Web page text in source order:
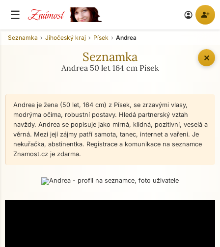
☰ Známost account_circle person_add
✕
Seznamka Jihočeský kraj Písek Andrea
Seznamka
Andrea 50 let 164 cm Písek
Andrea je žena (50 let, 164 cm) z Písek, se zrzavými vlasy,
modrýma očima, robustní postavy. Hledá partnerský vztah
navždy. Andrea se popisuje jako mírná, klidná, pozitivní, veselá a
věrná. Mezi její zájmy patří samota, tanec, internet a vaření. Je
nekuřačka, abstinentka. Registrace a komunikace na seznamce
Znamost.cz je zdarma.